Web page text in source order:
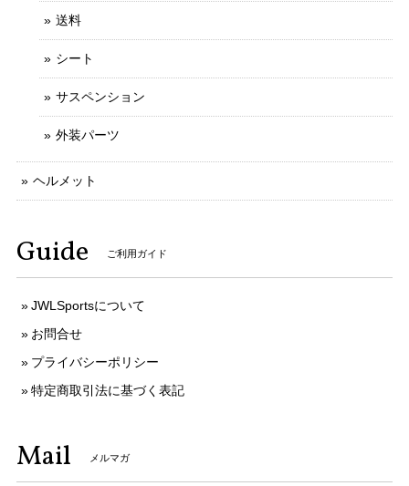
送料
シート
サスペンション
外装パーツ
ヘルメット
Guide ご利用ガイド
JWLSportsについて
お問合せ
プライバシーポリシー
特定商取引法に基づく表記
Mail メルマガ